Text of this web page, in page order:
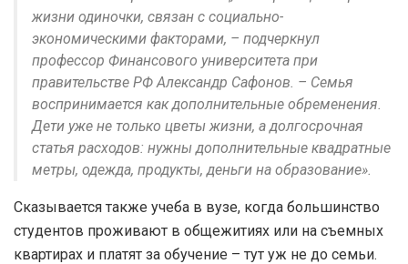
жизни одиночки, связан с социально-
экономическими факторами, – подчеркнул
профессор Финансового университета при
правительстве РФ Александр Сафонов. – Семья
воспринимается как дополнительные обременения.
Дети уже не только цветы жизни, а долгосрочная
статья расходов: нужны дополнительные квадратные
метры, одежда, продукты, деньги на образование».
Сказывается также учеба в вузе, когда большинство
студентов проживают в общежитиях или на съемных
квартирах и платят за обучение – тут уж не до семьи.